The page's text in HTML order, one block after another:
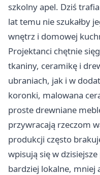
szkolny apel. Dziś
lat temu nie szukałby
wnętrz i domowej
Projektanci chętnie
tkaniny, ceramikę i
ubraniach, jak i w
koronki, malowana
proste drewniane
przywracają rzeczom
produkcji często
wpisują się w
bardziej lokalne, mniej